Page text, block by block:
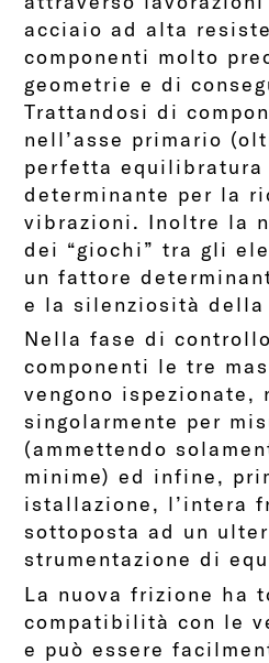
acciaio ad alta
componenti molto
geometrie e di
Trattandosi di
nell’asse primario
perfetta equilibratura
determinante per la
vibrazioni. Inoltre la
dei “giochi” tra gli
un fattore
e la silenziosità della
Nella fase di
componenti le tre
vengono ispezionate,
singolarmente per
(ammettendo
minime) ed infine,
istallazione, l’intera
sottoposta ad un
strumentazione di
La nuova frizione ha
compatibilità con le
e può essere